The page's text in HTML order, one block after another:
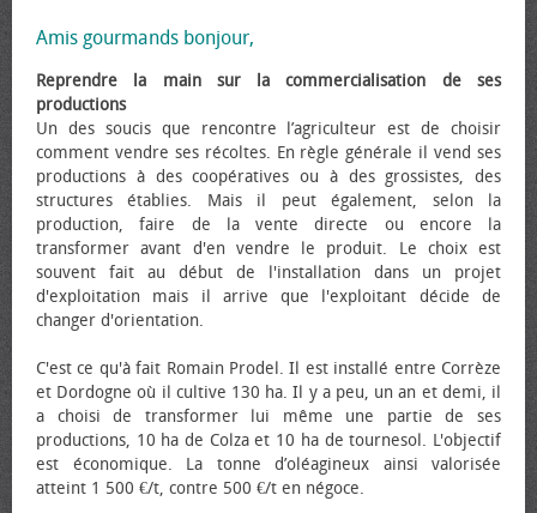
Amis gourmands bonjour,
Reprendre la main sur la commercialisation de ses
productions
Un des soucis que rencontre l’agriculteur est de choisir
comment vendre ses récoltes. En règle générale il vend ses
productions à des coopératives ou à des grossistes, des
structures établies. Mais il peut également, selon la
production, faire de la vente directe ou encore la
transformer avant d'en vendre le produit. Le choix est
souvent fait au début de l'installation dans un projet
d'exploitation mais il arrive que l'exploitant décide de
changer d'orientation.
C'est ce qu'à fait Romain Prodel. Il est installé entre Corrèze
et Dordogne où il cultive 130 ha. Il y a peu, un an et demi, il
a choisi de transformer lui même une partie de ses
productions, 10 ha de Colza et 10 ha de tournesol. L'objectif
est économique. La tonne d’oléagineux ainsi valorisée
atteint 1 500 €/t, contre 500 €/t en négoce.